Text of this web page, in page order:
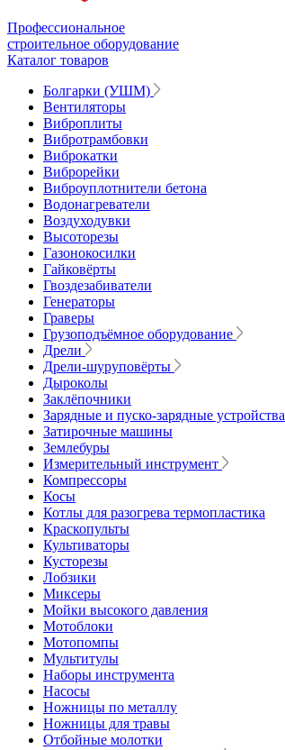
Профессиональное
строительное оборудование
Каталог товаров
Болгарки (УШМ)
Вентиляторы
Виброплиты
Вибротрамбовки
Виброкатки
Виброрейки
Виброуплотнители бетона
Водонагреватели
Воздуходувки
Высоторезы
Газонокосилки
Гайковёрты
Гвоздезабиватели
Генераторы
Граверы
Грузоподъёмное оборудование
Дрели
Дрели-шуруповёрты
Дыроколы
Заклёпочники
Зарядные и пуско-зарядные устройства
Затирочные машины
Землебуры
Измерительный инструмент
Компрессоры
Косы
Котлы для разогрева термопластика
Краскопульты
Культиваторы
Кусторезы
Лобзики
Миксеры
Мойки высокого давления
Мотоблоки
Мотопомпы
Мультитулы
Наборы инструмента
Насосы
Ножницы по металлу
Ножницы для травы
Отбойные молотки